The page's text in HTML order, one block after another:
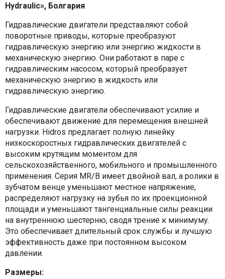
Hydraulic», Болгария
Гидравлические двигатели представляют собой
поворотные приводы, которые преобразуют
гидравлическую энергию или энергию жидкости в
механическую энергию. Они работают в паре с
гидравлическим насосом, который преобразует
механическую энергию в жидкость или
гидравлическую энергию.
Гидравлические двигатели обеспечивают усилие и
обеспечивают движение для перемещения внешней
нагрузки. Hidros предлагает полную линейку
низкоскоростных гидравлических двигателей с
высоким крутящим моментом для
сельскохозяйственного, мобильного и промышленного
применения. Серия MR/B имеет двойной вал, а ролики в
зубчатом венце уменьшают местное напряжение,
распределяют нагрузку на зубья по их проекционной
площади и уменьшают тангенциальные силы реакции
на внутреннюю шестерню, сводя трение к минимуму.
Это обеспечивает длительный срок службы и лучшую
эффективность даже при постоянном высоком
давлении.
Размеры: